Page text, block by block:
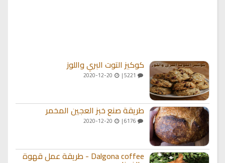
كوكيز التوت البري واللوز
طريقة صنع خبز العجين المخمر
Dalgona coffee - طريقة عمل قهوة